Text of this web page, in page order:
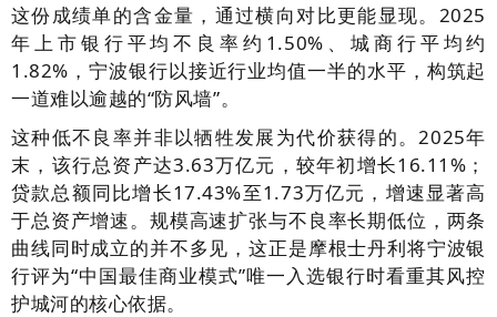
这份成绩单的含金量，通过横向对比更能显现。2025
年上市银行平均不良率约1.50%、城商行平均约
1.82%，宁波银行以接近行业均值一半的水平，构筑起
一道难以逾越的“防风墙”。
这种低不良率并非以牺牲发展为代价获得的。2025年
末，该行总资产达3.63万亿元，较年初增长16.11%；
贷款总额同比增长17.43%至1.73万亿元，增速显著高
于总资产增速。规模高速扩张与不良率长期低位，两条
曲线同时成立的并不多见，这正是摩根士丹利将宁波银
行评为“中国最佳商业模式”唯一入选银行时看重其风控
护城河的核心依据。